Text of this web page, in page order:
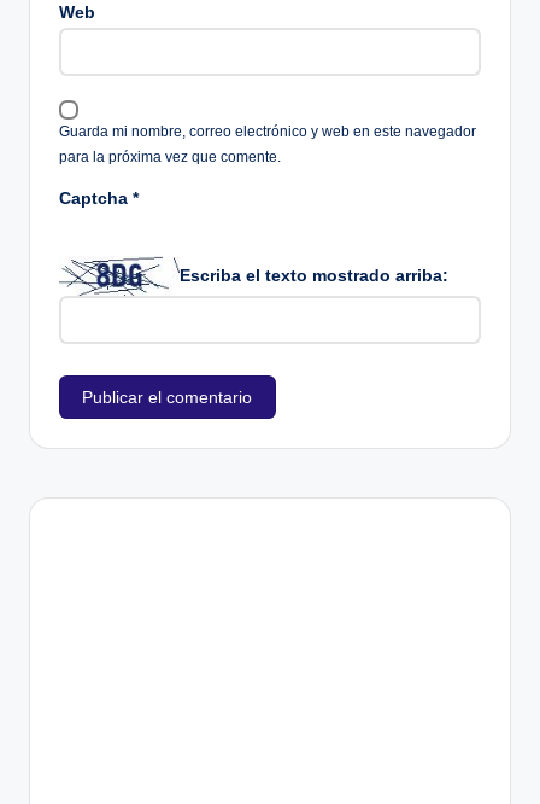
Web
Guarda mi nombre, correo electrónico y web en este navegador
para la próxima vez que comente.
Captcha *
Escriba el texto mostrado arriba: